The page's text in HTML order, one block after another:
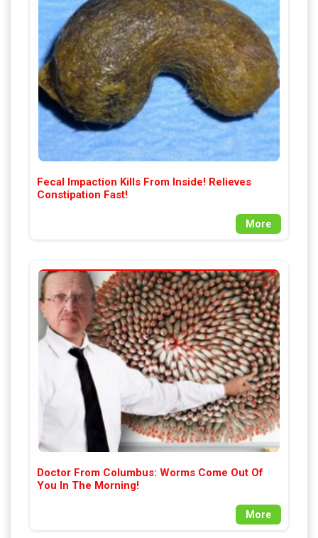
Fecal Impaction Kills From Inside! Relieves
Constipation Fast!
More
Doctor From Columbus: Worms Come Out Of
You In The Morning!
More